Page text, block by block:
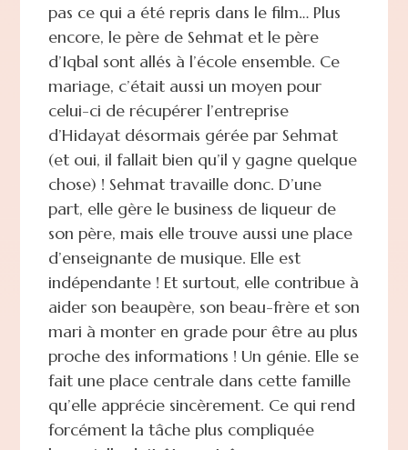
pas ce qui a été repris dans le film… Plus
encore, le père de Sehmat et le père
d’Iqbal sont allés à l’école ensemble. Ce
mariage, c’était aussi un moyen pour
celui-ci de récupérer l’entreprise
d’Hidayat désormais gérée par Sehmat
(et oui, il fallait bien qu’il y gagne quelque
chose) ! Sehmat travaille donc. D’une
part, elle gère le business de liqueur de
son père, mais elle trouve aussi une place
d’enseignante de musique. Elle est
indépendante ! Et surtout, elle contribue à
aider son beaupère, son beau-frère et son
mari à monter en grade pour être au plus
proche des informations ! Un génie. Elle se
fait une place centrale dans cette famille
qu’elle apprécie sincèrement. Ce qui rend
forcément la tâche plus compliquée